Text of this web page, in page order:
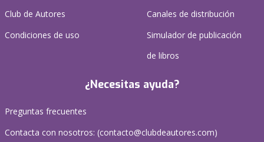
Club de Autores
Condiciones de uso
Canales de distribución
Simulador de publicación
de libros
¿Necesitas ayuda?
Preguntas frecuentes
Contacta con nosotros: (contacto@clubdeautores.com)